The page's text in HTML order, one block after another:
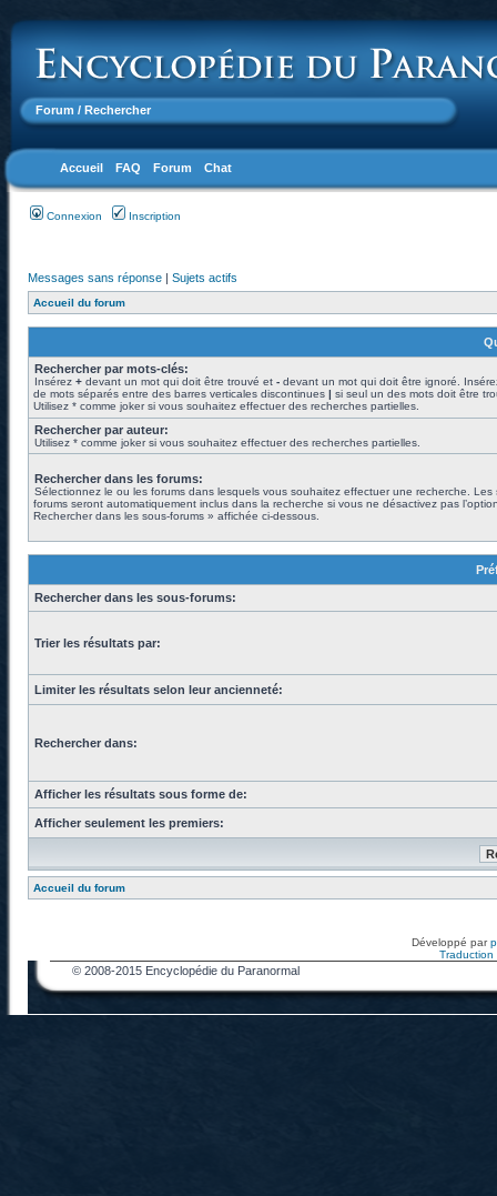
Forum / Rechercher
Accueil FAQ Forum Chat
Connexion Inscription
Messages sans réponse | Sujets actifs
Accueil du forum
Rechercher par mots-clés:
Insérez + devant un mot qui doit être trouvé et - devant un mot qui doit être ignoré.
de mots séparés entre des barres verticales discontinues | si seul un des mots doit être
Utilisez * comme joker si vous souhaitez effectuer des recherches partielles.
Rechercher par auteur:
Utilisez * comme joker si vous souhaitez effectuer des recherches partielles.
Rechercher dans les forums:
Sélectionnez le ou les forums dans lesquels vous souhaitez effectuer une recherche. Les
forums seront automatiquement inclus dans la recherche si vous ne désactivez pas
Rechercher dans les sous-forums » affichée ci-dessous.
Rechercher dans les sous-forums:
Trier les résultats par:
Limiter les résultats selon leur ancienneté:
Rechercher dans:
Afficher les résultats sous forme de:
Afficher seulement les premiers:
Accueil du forum
Développé par
Traduction
© 2008-2015 Encyclopédie du Paranormal